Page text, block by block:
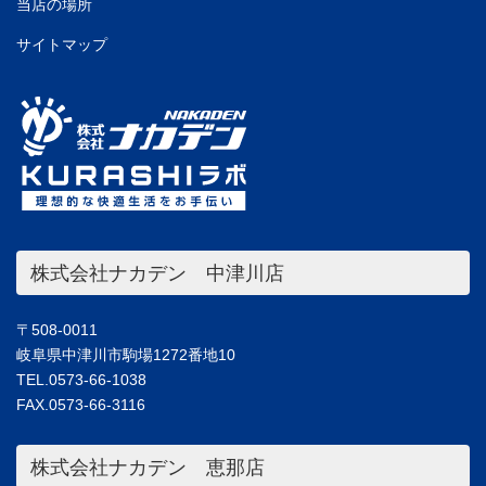
当店の場所
サイトマップ
株式会社ナカデン 中津川店
〒508-0011
岐阜県中津川市駒場1272番地10
TEL.0573-66-1038
FAX.0573-66-3116
株式会社ナカデン 恵那店